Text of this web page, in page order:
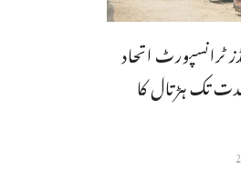
ٹرانسپورٹ اتحاد
تک ہڑتال کا